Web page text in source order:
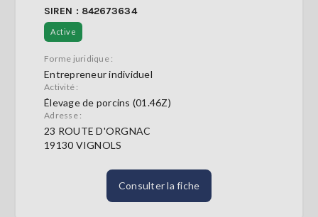
SIREN : 842673634
Active
Forme juridique :
Entrepreneur individuel
Activité :
Élevage de porcins (01.46Z)
Adresse :
23 ROUTE D'ORGNAC
19130 VIGNOLS
Consulter la fiche